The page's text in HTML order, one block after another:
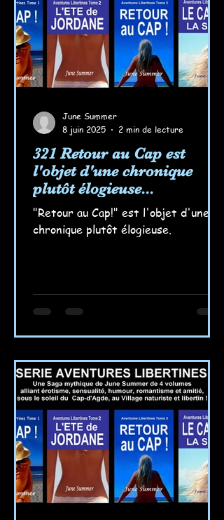
321 Retour au Cap est
l'objet d'une chronique
plutôt élogieuse...
"Retour au Cap!" est l'objet d'une
chronique plutôt élogieuse.
June Summer
8 juin 2025
2 min de lecture